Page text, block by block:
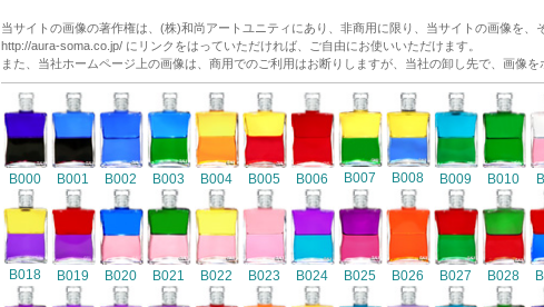
当サイトの画像の著作権は、(株)和尚アートユニティにあり、非商用に限り、当サイトの画像を、
http://aura-soma.co.jp/ にリンクをはっていただければ、ご自由にお使いいただけます。
また、当社ホームページ上の画像は、商用でのご利用はお断りしますが、当社の卸し先で、画像
B000 B001 B002 B003 B004 B005 B006 B007 B008 B009 B010
B018 B019 B020 B021 B022 B023 B024 B025 B026 B027 B028